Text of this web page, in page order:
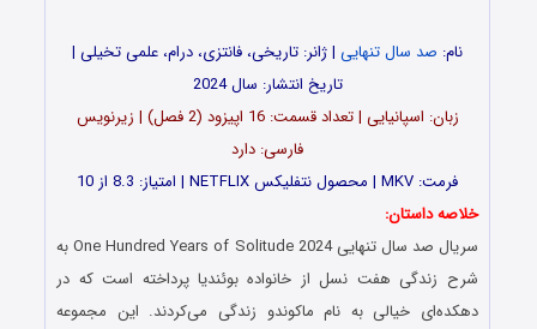
نام: صد سال تنهایی | ژانر: تاریخی، فانتزی، درام، علمی تخیلی |
تاریخ انتشار: سال 2024
زبان: اسپانیایی | تعداد قسمت‌‌‌‌: 16 اپیزود (2 فصل) | زیرنویس
فارسی: دارد
فرمت: MKV | محصول نتفلیکس NETFLIX | امتیاز: 8.3 از 10
خلاصه داستان:
سریال صد سال تنهایی One Hundred Years of Solitude 2024 به
شرح زندگی هفت نسل از خانواده بوئندیا پرداخته است که در
دهکده‌ای خیالی به‌ نام ماکوندو زندگی می‌کردند. این مجموعه